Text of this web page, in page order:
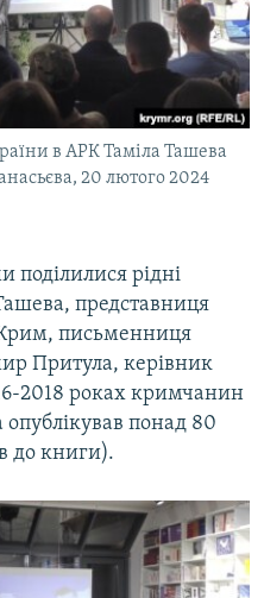
в АРК Таміла Ташева
20 лютого 2024
поділилися рідні
представниця
письменниця
Притула, керівник
2018 роках кримчанин
опублікував понад 80
до книги).